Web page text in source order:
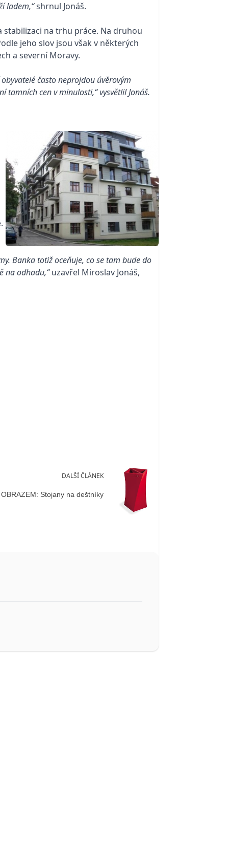
ladem,“shrnul Jonáš.
na trhu práce. Na druhou
jeho slov jsou však v některých
a severní Moravy.
často neprojdou úvěrovým
tamních cen v minulosti,“ vysvětlil Jonáš.
Banka totiž oceňuje, co se tam bude do
na odhadu,“uzavřel Miroslav Jonáš,
DALŠÍ ČLÁNEK
OBRAZEM: Stojany na deštníky